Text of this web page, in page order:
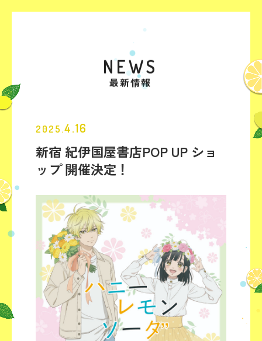
TOP
NEWS
最新情報
2025.4.16
新宿 紀伊国屋書店POP UP ショ
ップ 開催決定！